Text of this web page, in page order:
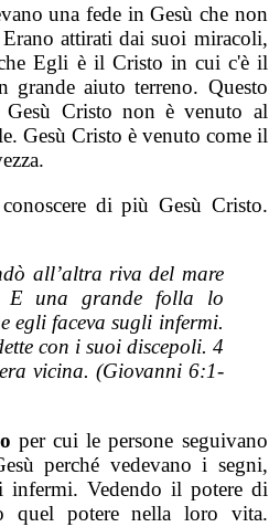
una fede in Gesù che non
attirati dai suoi miracoli,
Egli è il Cristo in cui c'è il
grande aiuto terreno. Questo
Cristo non è venuto al
Gesù Cristo è venuto come il
di più Gesù Cristo.
all’altra riva del mare
E una grande folla lo
egli faceva sugli infermi.
con i suoi discepoli. 4
vicina. (Giovanni 6:1-
per cui le persone seguivano
perché vedevano i segni,
Vedendo il potere di
quel potere nella loro vita.